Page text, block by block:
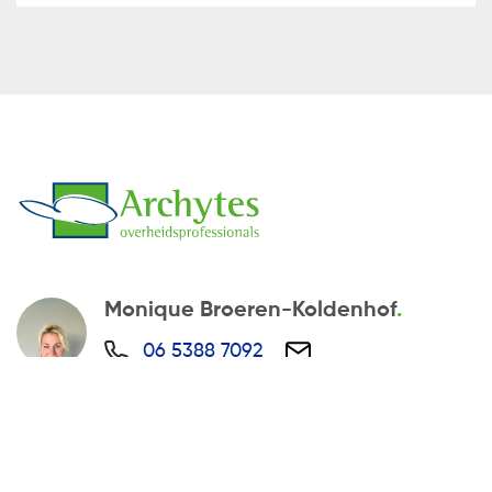
Monique Broeren-Koldenhof
06 5388 7092